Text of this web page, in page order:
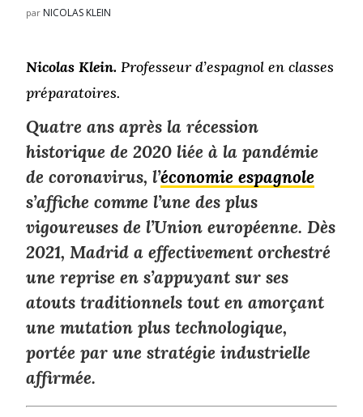
par NICOLAS KLEIN
Nicolas Klein. Professeur d’espagnol en classes
préparatoires.
Quatre ans après la récession
historique de 2020 liée à la pandémie
de coronavirus, l’économie espagnole
s’affiche comme l’une des plus
vigoureuses de l’Union européenne. Dès
2021, Madrid a effectivement orchestré
une reprise en s’appuyant sur ses
atouts traditionnels tout en amorçant
une mutation plus technologique,
portée par une stratégie industrielle
affirmée.